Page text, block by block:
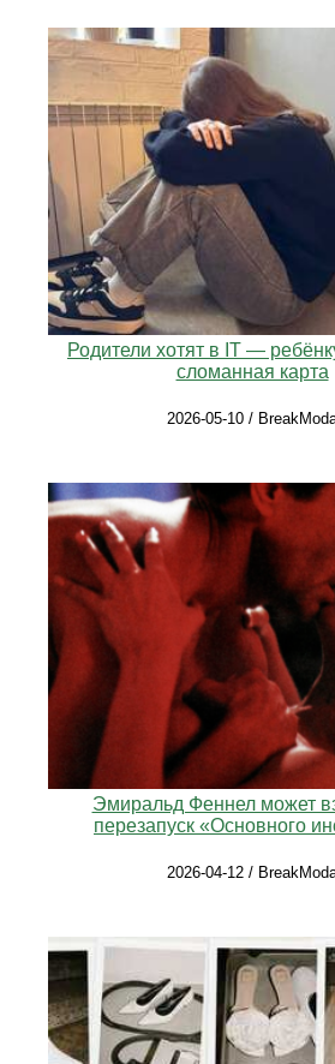
Родители хотят в IT —
сломанная карта
2026-05-10 /
Эмиральд Феннел может
перезапуск «Основного
2026-04-12 /